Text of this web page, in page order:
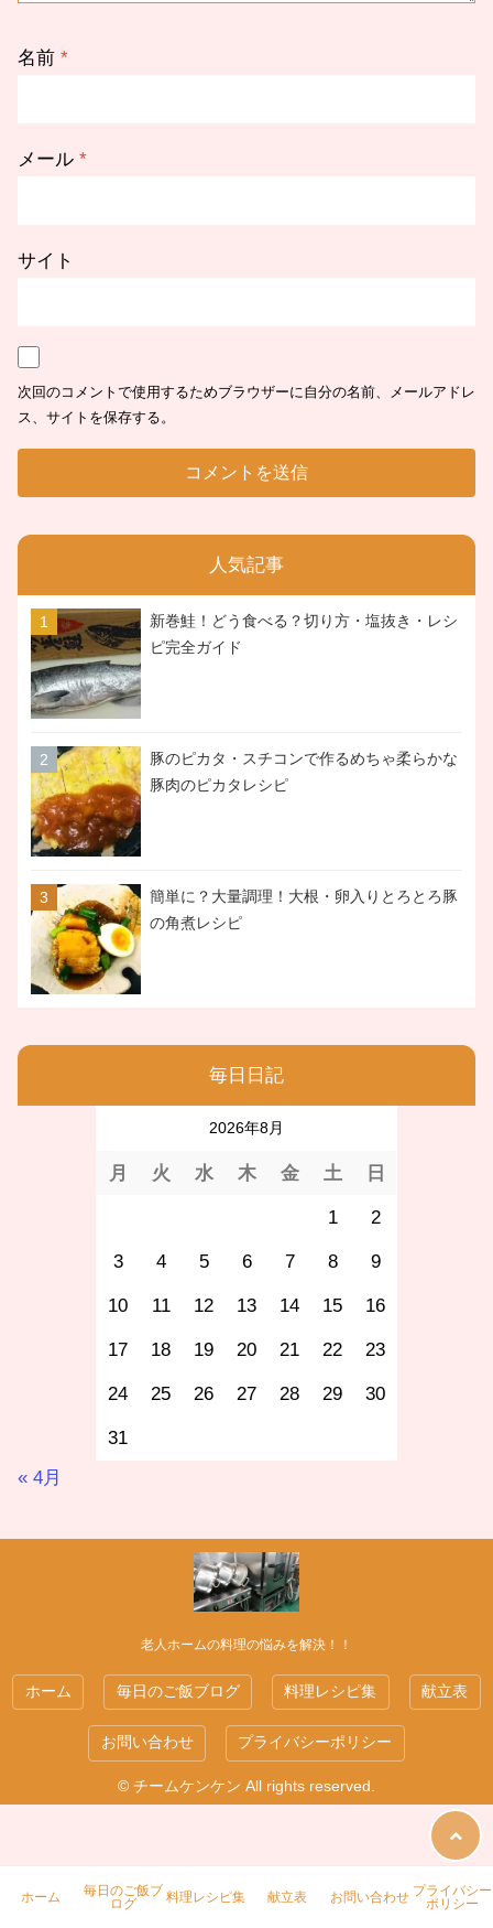
名前 *
メール *
サイト
次回のコメントで使用するためブラウザーに自分の名前、メールアドレ
ス、サイトを保存する。
人気記事
新巻鮭！どう食べる？切り方・塩抜き・レシ
ピ完全ガイド
豚のピカタ・スチコンで作るめちゃ柔らかな
豚肉のピカタレシピ
簡単に？大量調理！大根・卵入りとろとろ豚
の角煮レシピ
毎日日記
2026年8月
月 火 水 木 金 土 日
1 2
3 4 5 6 7 8 9
10 11 12 13 14 15 16
17 18 19 20 21 22 23
24 25 26 27 28 29 30
31
« 4月
老人ホームの料理の悩みを解決！！
ホーム 毎日のご飯ブログ 料理レシピ集 献立表
お問い合わせ プライバシーポリシー
© チームケンケン All rights reserved.
ホーム
毎日のご飯ブ
ログ
料理レシピ集 献立表 お問い合わせ プライバシー
ポリシー
新巻鮭！どう食べる？切り方・塩抜き・レシピ完